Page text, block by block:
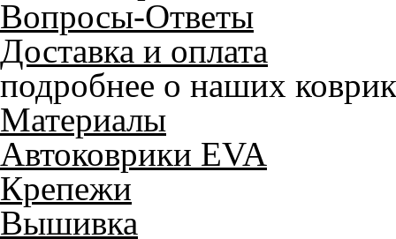
Вопросы-Ответы
Доставка и оплата
подробнее о наших
Материалы
Автоковрики EVA
Крепежи
Вышивка